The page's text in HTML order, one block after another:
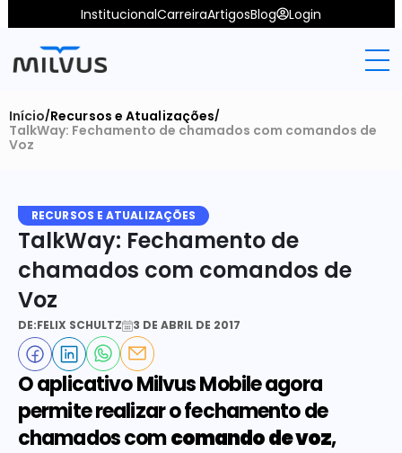
InstitucionalCarreiraArtigosBlog Login
Início/Recursos e Atualizações/
TalkWay: Fechamento de chamados com comandos de
Voz
RECURSOS E ATUALIZAÇÕES
TalkWay: Fechamento de
chamados com comandos de
Voz
DE:FELIX SCHULTZ 3 DE ABRIL DE 2017
O aplicativo Milvus Mobile agora
permite realizar o fechamento de
chamados com comando de voz,